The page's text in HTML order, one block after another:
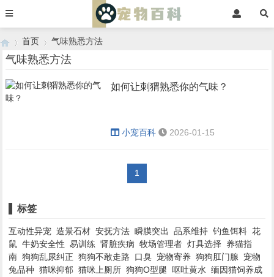
›
首页 气味熟悉方法
气味熟悉方法
如何让刺猬熟悉你的气味？
小宠百科 2026-01-15
1
标签
互动性异宠 造景石材 安抚方法 瞬膜突出 品系维持 钓鱼饵料 花
鼠 牛奶安全性 易训练 肾脏疾病 牧场管理者 灯具选择 养猫指
南 狗狗乱尿纠正 狗狗不敢走路 口臭 宠物寄养 狗狗肛门腺
宠物
兔品种 猫咪抑郁 猫咪上厕所 狗狗O型腿 呕吐黄水 缅因猫饲养成